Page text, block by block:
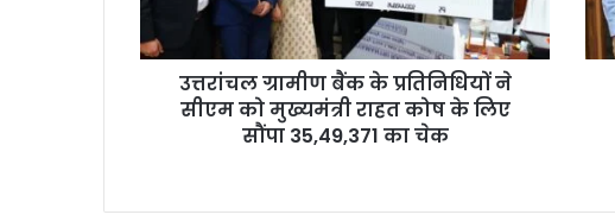
उत्तरांचल ग्रामीण बैंक के प्रतिनिधियों ने
सीएम को मुख्यमंत्री राहत कोष के लिए
सौंपा 35,49,371 का चेक